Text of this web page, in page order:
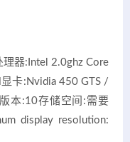
器:Intel 2.0ghz Core
卡:Nvidia 450 GTS /
本:10存储空间:需要
display resolution: